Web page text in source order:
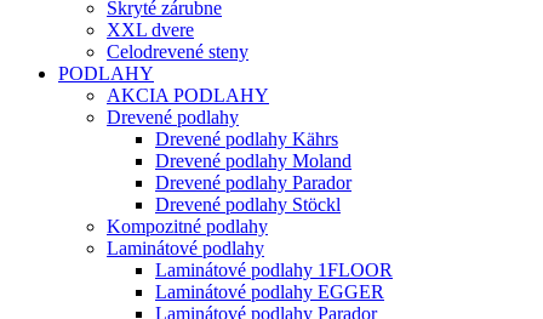
Skryté zárubne
XXL dvere
Celodrevené steny
PODLAHY
AKCIA PODLAHY
Drevené podlahy
Drevené podlahy Kährs
Drevené podlahy Moland
Drevené podlahy Parador
Drevené podlahy Stöckl
Kompozitné podlahy
Laminátové podlahy
Laminátové podlahy 1FLOOR
Laminátové podlahy EGGER
Laminátové podlahy Parador